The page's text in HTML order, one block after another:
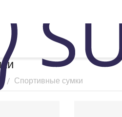
/ Спортивные сумки